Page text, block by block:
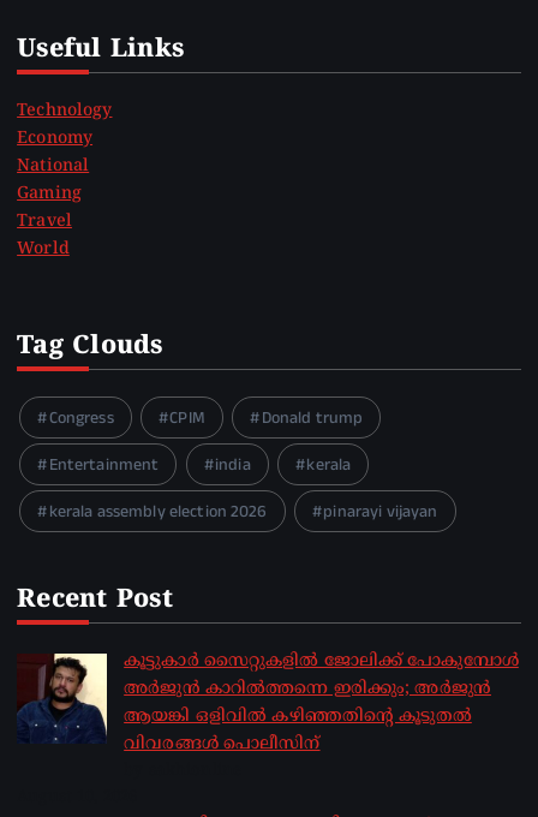
Useful Links
Technology
Economy
National
Gaming
Travel
World
Tag Clouds
Congress CPIM
Donald trump
Entertainment
india
kerala
kerala assembly election 2026
pinarayi vijayan
Recent Post
കൂട്ടുകാര്‍ സൈറ്റുകളില്‍ ജോലിക്ക് പോകുമ്പോള്‍
അര്‍ജുന്‍ കാറില്‍ത്തന്നെ ഇരിക്കും; അര്‍ജുന്‍
ആയങ്കി ഒളിവില്‍ കഴിഞ്ഞതിന്റെ കൂടുതല്‍
വിവരങ്ങള്‍ പൊലീസിന്